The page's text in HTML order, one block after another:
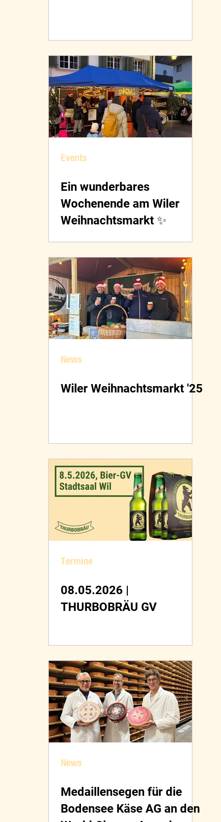
Events
Ein wunderbares
Wochenende am Wiler
Weihnachtsmarkt ✨
News
Wiler Weihnachtsmarkt '25
Termine
08.05.2026 |
THURBOBRÄU GV
News
Medaillensegen für die
Bodensee Käse AG an den